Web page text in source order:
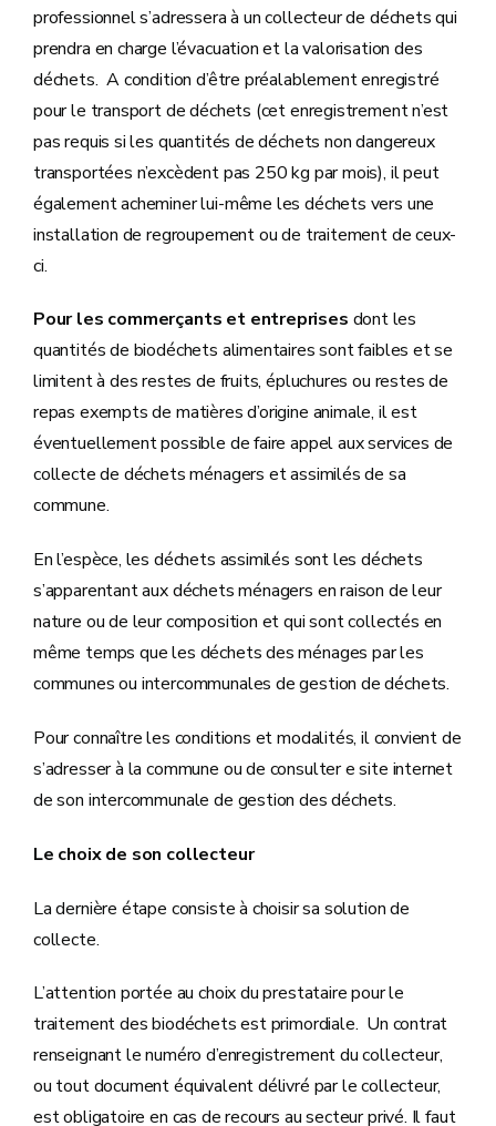
professionnel s’adressera à un collecteur de déchets qui
prendra en charge l’évacuation et la valorisation des
déchets. A condition d’être préalablement enregistré
pour le transport de déchets (cet enregistrement n’est
pas requis si les quantités de déchets non dangereux
transportées n’excèdent pas 250 kg par mois), il peut
également acheminer lui-même les déchets vers une
installation de regroupement ou de traitement de ceux-
ci.
Pour les commerçants et entreprises dont les
quantités de biodéchets alimentaires sont faibles et se
limitent à des restes de fruits, épluchures ou restes de
repas exempts de matières d’origine animale, il est
éventuellement possible de faire appel aux services de
collecte de déchets ménagers et assimilés de sa
commune.
En l’espèce, les déchets assimilés sont les déchets
s’apparentant aux déchets ménagers en raison de leur
nature ou de leur composition et qui sont collectés en
même temps que les déchets des ménages par les
communes ou intercommunales de gestion de déchets.
Pour connaître les conditions et modalités, il convient de
s’adresser à la commune ou de consulter e site internet
de son intercommunale de gestion des déchets.
Le choix de son collecteur
La dernière étape consiste à choisir sa solution de
collecte.
L’attention portée au choix du prestataire pour le
traitement des biodéchets est primordiale. Un contrat
renseignant le numéro d’enregistrement du collecteur,
ou tout document équivalent délivré par le collecteur,
est obligatoire en cas de recours au secteur privé. Il faut